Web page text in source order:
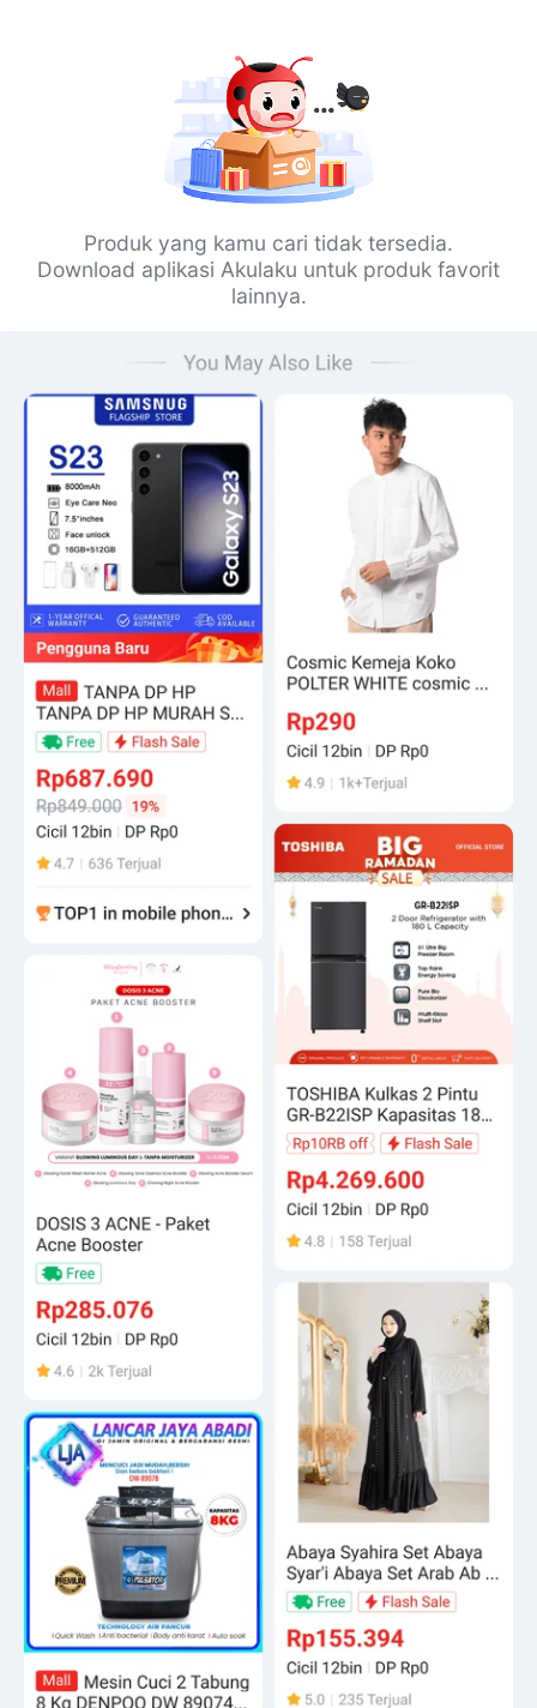
Produk yang kamu cari tidak tersedia.
Download aplikasi Akulaku untuk produk favorit
lainnya.